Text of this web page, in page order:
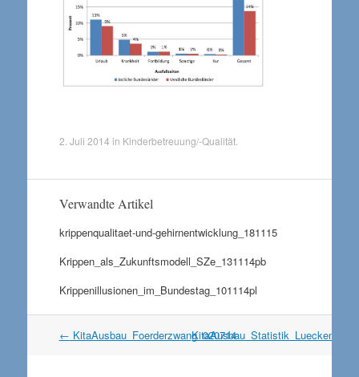
2. Juli 2014 in Kinderbetreuung/-Qualität.
Verwandte Artikel
krippenqualitaet-und-gehirnentwicklung_181115
Krippen_als_Zukunftsmodell_SZe_131114pb
Krippenillusionen_im_Bundestag_101114pl
Artikel
← KitaAusbau_Foerderzwang_020714